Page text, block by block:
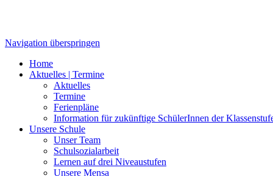
Navigation überspringen
Home
Aktuelles | Termine
Aktuelles
Termine
Ferienpläne
Information für zukünftige SchülerInnen der
Unsere Schule
Unser Team
Schulsozialarbeit
Lernen auf drei Niveaustufen
Unsere Mensa